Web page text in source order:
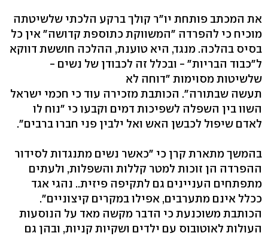
את המכתב פותחת יו"ר קולך ברקע הלכתי שלשיטתה
מוכיח כי להפרדה "המשווקת כתוספת קדושה" אין כל
בסיס בהלכה. מנגד, היא טוענת, ההלכה חוששת דווקא
ל"כבוד הבריות" - ובכלל זה לכבודן של נשים -
שלשיטות מסוימות "דוחה לא
תעשה שבתורה". הכותבת מזכירה עוד כי חכמי ישראל
השוו בין השפלה לשפיכות דמים וקבעו כי "נוח לו
לאדם שיפול לכבשן האש ואל ילבין פני חברו ברבים".
בהמשך מתארת קרן כי "כאשר נשים מתנגדות לסידור
ההפרדה הן זוכות למטר קללות והשפלות, ולעתים
מתפתחים העניינים גם לתקיפה פיזית.. נהגי אגד
ככלל אינם מתערבים, אפילו במקרים קיצוניים".
הכותבת משוכנעת כי הדבר מקשה מאד על הנוסעות
העולות לאוטובוס עם ילדים ושקיות קניות, ובהן גם